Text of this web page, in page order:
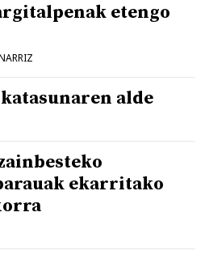
etengo
alde
ekarritako